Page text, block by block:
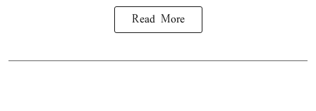
Read More